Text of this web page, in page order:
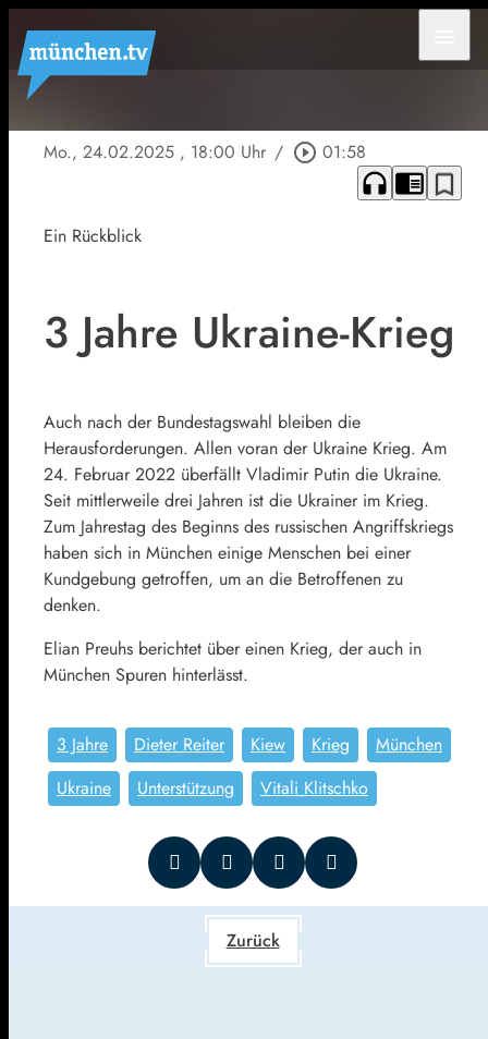
Mo., 24.02.2025 , 18:00 Uhr / play_circle_outline 01:58
headphones chrome_reader_mode bookmark_border
Ein Rückblick
3 Jahre Ukraine-Krieg
Auch nach der Bundestagswahl bleiben die
Herausforderungen. Allen voran der Ukraine Krieg. Am
24. Februar 2022 überfällt Vladimir Putin die Ukraine.
Seit mittlerweile drei Jahren ist die Ukrainer im Krieg.
Zum Jahrestag des Beginns des russischen Angriffskriegs
haben sich in München einige Menschen bei einer
Kundgebung getroffen, um an die Betroffenen zu
denken.
Elian Preuhs berichtet über einen Krieg, der auch in
München Spuren hinterlässt.
3 Jahre Dieter Reiter Kiew Krieg
München
Ukraine
Unterstützung Vitali Klitschko
Zurück